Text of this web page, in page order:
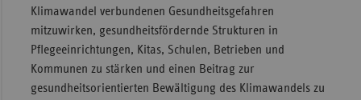
Klimawandel verbundenen Gesundheitsgefahren
mitzuwirken, gesundheitsfördernde Strukturen in
Pflegeeinrichtungen, Kitas, Schulen, Betrieben und
Kommunen zu stärken und einen Beitrag zur
gesundheitsorientierten Bewältigung des Klimawandels zu